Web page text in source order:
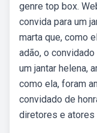
genre top box.
convida para um
marta que, como
adão, o
um jantar helena,
como ela, foram
convidado de
diretores e atores